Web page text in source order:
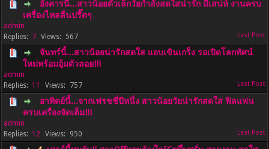
อังคารนี้...สาวน้อยตัวเล็กวัยกำลังสดใสน่ารัก มีเสน่ห์ งานครบ
เครื่องไหลลื่นปรื๊ดๆ
admin
7
567
จันทร์นี้...สาวน้อยน่ารักสดใส แอบเขินเกร็ง รอเปิดโลกทัศน์
ใหม่พร้อมอุ้มตัวลอย!!!
admin
11
757
อาทิตย์นี้...จากเฟรชชี่ปีหนึ่ง สาวน้อยวัยน่ารักสดใส ฟิลแฟน
ครบเครื่องจัดเต็ม!!!
admin
12
950